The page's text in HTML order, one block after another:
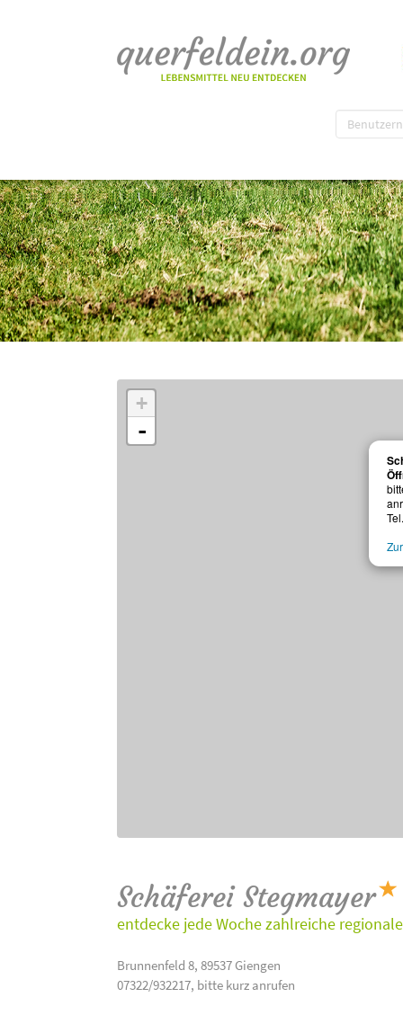
+
-
Schäferei Stegmayer
entdecke jede Woche zahlreiche
Brunnenfeld 8, 89537 Giengen
07322/932217, bitte kurz anrufen